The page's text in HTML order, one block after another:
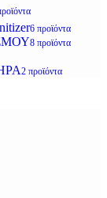
6 προϊόντα
8 προϊόντα
2 προϊόντα